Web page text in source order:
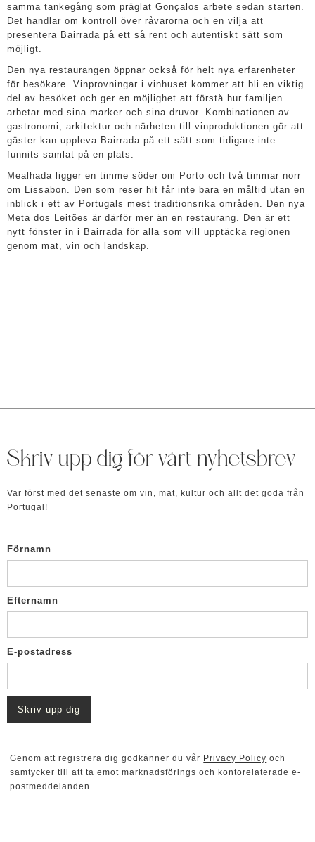
samma tankegång som präglat Gonçalos arbete sedan starten.
Det handlar om kontroll över råvarorna och en vilja att
presentera Bairrada på ett så rent och autentiskt sätt som
möjligt.
Den nya restaurangen öppnar också för helt nya erfarenheter
för besökare. Vinprovningar i vinhuset kommer att bli en viktig
del av besöket och ger en möjlighet att förstå hur familjen
arbetar med sina marker och sina druvor. Kombinationen av
gastronomi, arkitektur och närheten till vinproduktionen gör att
gäster kan uppleva Bairrada på ett sätt som tidigare inte
funnits samlat på en plats.
Mealhada ligger en timme söder om Porto och två timmar norr
om Lissabon. Den som reser hit får inte bara en måltid utan en
inblick i ett av Portugals mest traditionsrika områden. Den nya
Meta dos Leitões är därför mer än en restaurang. Den är ett
nytt fönster in i Bairrada för alla som vill upptäcka regionen
genom mat, vin och landskap.
Skriv upp dig för vårt nyhetsbrev
Var först med det senaste om vin, mat, kultur och allt det goda från
Portugal!
Förnamn
Efternamn
E-postadress
Genom att registrera dig godkänner du vår Privacy Policy och
samtycker till att ta emot marknadsförings och kontorelaterade e-
postmeddelanden.